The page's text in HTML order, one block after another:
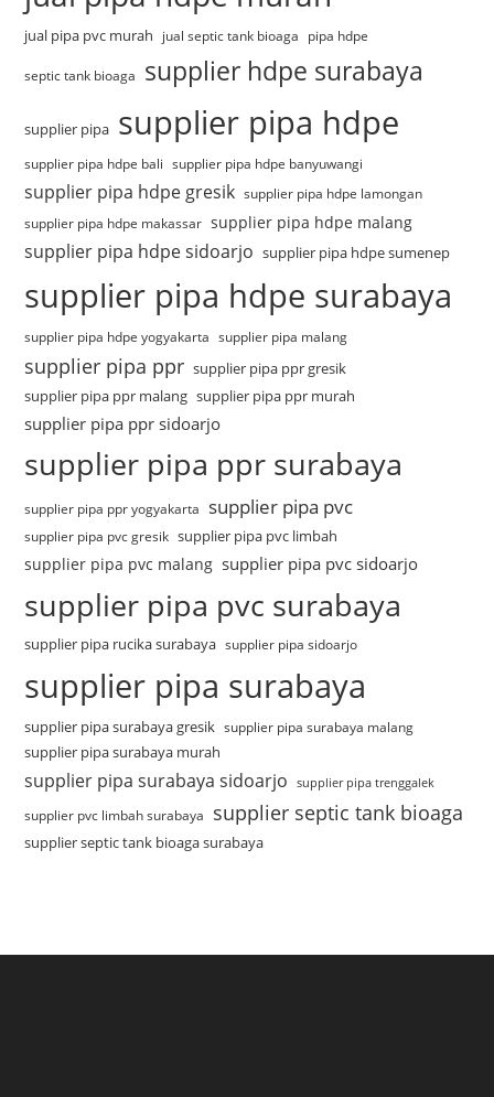
jual pipa pvc murah jual septic tank bioaga pipa hdpe
septic tank bioaga supplier hdpe surabaya
supplier pipa supplier pipa hdpe
supplier pipa hdpe bali supplier pipa hdpe banyuwangi
supplier pipa hdpe gresik supplier pipa hdpe lamongan
supplier pipa hdpe makassar supplier pipa hdpe malang
supplier pipa hdpe sidoarjo supplier pipa hdpe sumenep
supplier pipa hdpe surabaya
supplier pipa hdpe yogyakarta supplier pipa malang
supplier pipa ppr supplier pipa ppr gresik
supplier pipa ppr malang supplier pipa ppr murah
supplier pipa ppr sidoarjo
supplier pipa ppr surabaya
supplier pipa ppr yogyakarta supplier pipa pvc
supplier pipa pvc gresik supplier pipa pvc limbah
supplier pipa pvc malang supplier pipa pvc sidoarjo
supplier pipa pvc surabaya
supplier pipa rucika surabaya supplier pipa sidoarjo
supplier pipa surabaya
supplier pipa surabaya gresik supplier pipa surabaya malang
supplier pipa surabaya murah
supplier pipa surabaya sidoarjo supplier pipa trenggalek
supplier pvc limbah surabaya supplier septic tank bioaga
supplier septic tank bioaga surabaya